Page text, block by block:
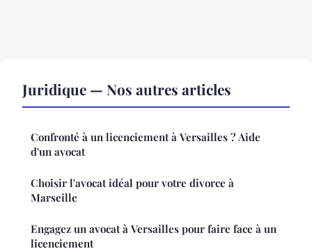
Juridique — Nos autres articles
Confronté à un licenciement à Versailles ? Aide
d'un avocat
Choisir l'avocat idéal pour votre divorce à
Marseille
Engagez un avocat à Versailles pour faire face à un
licenciement